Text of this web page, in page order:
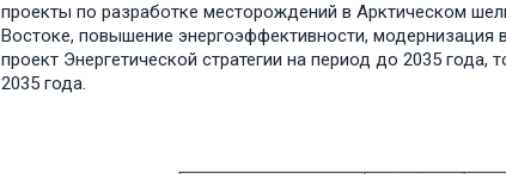
проекты по разработке месторождений в Арктическом
Востоке, повышение энергоэффективности, модернизация
проект Энергетической стратегии на период до 2035
2035 года.